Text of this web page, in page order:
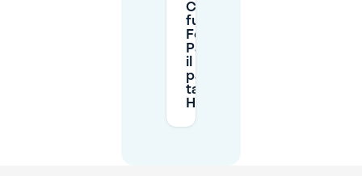
Come
funziona
Feierabend-
Parken per
il
parcheggio
tardivo a
Heerdt?